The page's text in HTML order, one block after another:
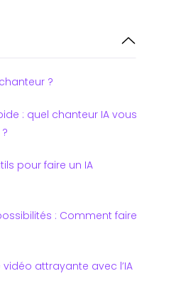
?
: quel chanteur IA vous
pour faire un IA
: Comment faire
vidéo attrayante avec l’IA